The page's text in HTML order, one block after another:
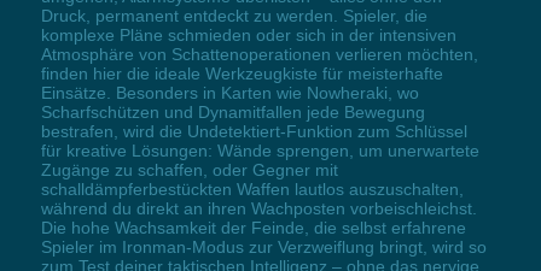
Druck, permanent entdeckt zu werden. Spieler, die
komplexe Pläne schmieden oder sich in der intensiven
Atmosphäre von Schattenoperationen verlieren möchten,
finden hier die ideale Werkzeugkiste für meisterhafte
Einsätze. Besonders in Karten wie Nowheraki, wo
Scharfschützen und Dynamitfallen jede Bewegung
bestrafen, wird die Undetektiert-Funktion zum Schlüssel
für kreative Lösungen: Wände sprengen, um unerwartete
Zugänge zu schaffen, oder Gegner mit
schalldämpferbestückten Waffen lautlos auszuschalten,
während du direkt an ihren Wachposten vorbeischleichst.
Die hohe Wachsamkeit der Feinde, die selbst erfahrene
Spieler im Ironman-Modus zur Verzweiflung bringt, wird so
zum Test deiner taktischen Intelligenz – ohne das nervige